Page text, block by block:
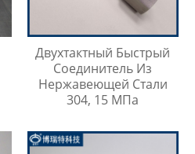
Двухтактный Быстрый
Соединитель Из
Нержавеющей Стали
304, 15 МПа